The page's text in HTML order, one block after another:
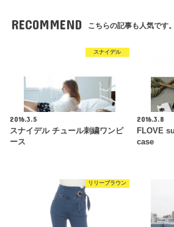
RECOMMEND こちらの記事も人気です。
スナイデル
2016.3.5
スナイデル チュール刺繍ワンピ
ース
2016.3.8
FLOVE
case
リリーブラウン